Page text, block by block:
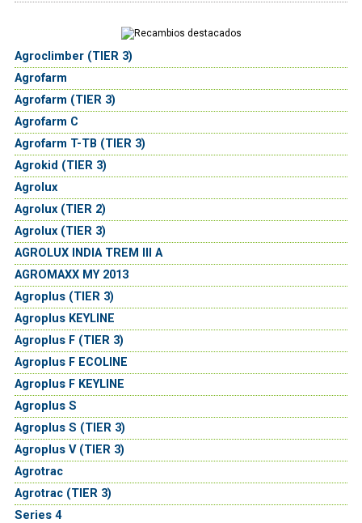
Agroclimber (TIER 3)
Agrofarm
Agrofarm (TIER 3)
Agrofarm C
Agrofarm T-TB (TIER 3)
Agrokid (TIER 3)
Agrolux
Agrolux (TIER 2)
Agrolux (TIER 3)
AGROLUX INDIA TREM III A
AGROMAXX MY 2013
Agroplus (TIER 3)
Agroplus KEYLINE
Agroplus F (TIER 3)
Agroplus F ECOLINE
Agroplus F KEYLINE
Agroplus S
Agroplus S (TIER 3)
Agroplus V (TIER 3)
Agrotrac
Agrotrac (TIER 3)
Series 4